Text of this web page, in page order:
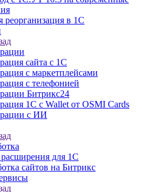
реорганизация в 1С
сайта с 1С
с маркетплейсами
с телефонией
Битрикс24
1С с Wallet от OSMI Cards
с ИИ
для 1С
сайтов на Битрикс